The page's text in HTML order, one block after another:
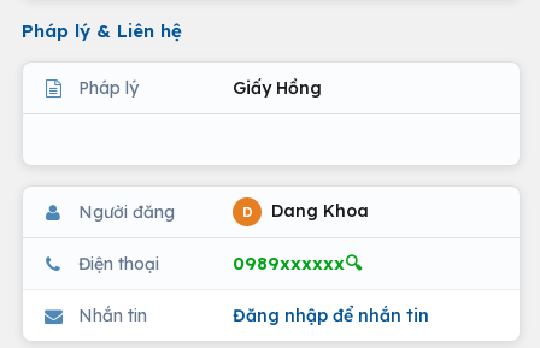
Pháp lý & Liên hệ
Pháp lý Giấy Hồng
Người đăng D Dang Khoa
Điện thoại 0989xxxxxx🔍
Nhắn tin Đăng nhập để nhắn tin